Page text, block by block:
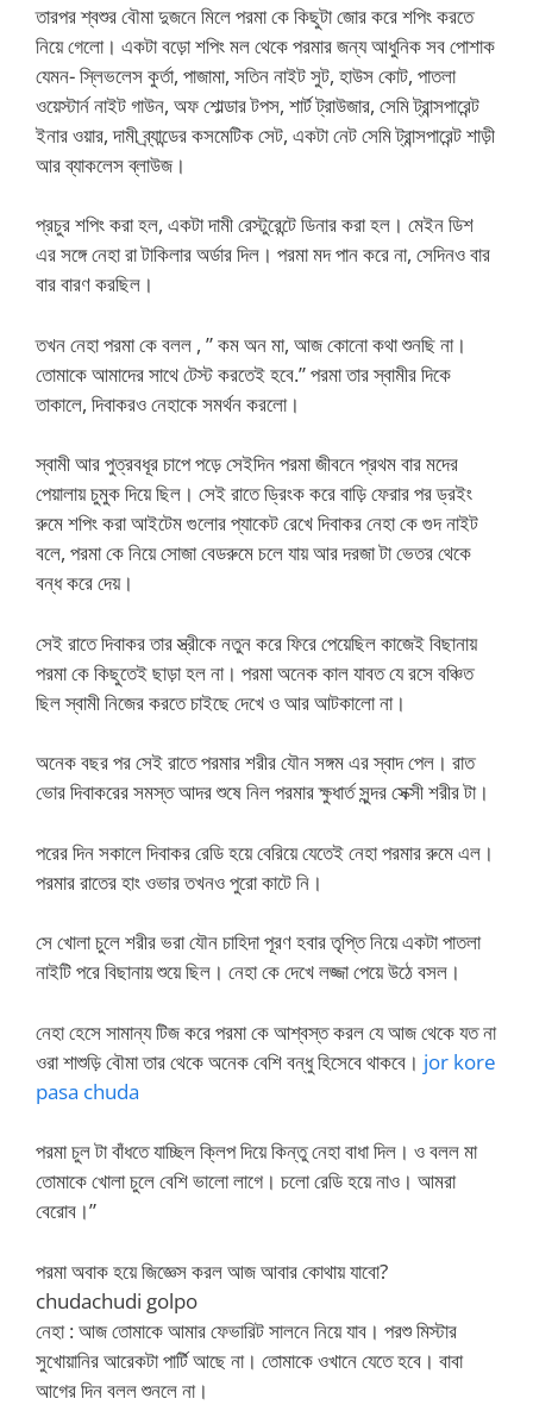
তারপর শ্বশুর বৌমা দুজনে মিলে পরমা কে কিছুটা জোর করে শপিং করতে
নিয়ে গেলো। একটা বড়ো শপিং মল থেকে পরমার জন্য আধুনিক সব পোশাক
যেমন- স্লিভলেস কুর্তা, পাজামা, সতিন নাইট সুট, হাউস কোট, পাতলা
ওয়েস্টার্ন নাইট গাউন, অফ শোল্ডার টপস, শার্ট ট্রাউজার, সেমি ট্রান্সপারেন্ট
ইনার ওয়ার, দামী ব্র্যান্ডের কসমেটিক সেট, একটা নেট সেমি ট্রান্সপারেন্ট শাড়ী
আর ব্যাকলেস ব্লাউজ।
প্রচুর শপিং করা হল, একটা দামী রেস্টুরেন্টে ডিনার করা হল। মেইন ডিশ
এর সঙ্গে নেহা রা টাকিলার অর্ডার দিল। পরমা মদ পান করে না, সেদিনও বার
বার বারণ করছিল।
তখন নেহা পরমা কে বলল , ” কম অন মা, আজ কোনো কথা শুনছি না।
তোমাকে আমাদের সাথে টেস্ট করতেই হবে.” পরমা তার স্বামীর দিকে
তাকালে, দিবাকরও নেহাকে সমর্থন করলো।
স্বামী আর পুত্রবধূর চাপে পড়ে সেইদিন পরমা জীবনে প্রথম বার মদের
পেয়ালায় চুমুক দিয়ে ছিল। সেই রাতে ড্রিংক করে বাড়ি ফেরার পর ড্রইং
রুমে শপিং করা আইটেম গুলোর প্যাকেট রেখে দিবাকর নেহা কে গুদ নাইট
বলে, পরমা কে নিয়ে সোজা বেডরুমে চলে যায় আর দরজা টা ভেতর থেকে
বন্ধ করে দেয়।
সেই রাতে দিবাকর তার স্ত্রীকে নতুন করে ফিরে পেয়েছিল কাজেই বিছানায়
পরমা কে কিছুতেই ছাড়া হল না। পরমা অনেক কাল যাবত যে রসে বঞ্চিত
ছিল স্বামী নিজের করতে চাইছে দেখে ও আর আটকালো না।
অনেক বছর পর সেই রাতে পরমার শরীর যৌন সঙ্গম এর স্বাদ পেল। রাত
ভোর দিবাকরের সমস্ত আদর শুষে নিল পরমার ক্ষুধার্ত সুন্দর সেক্সী শরীর টা।
পরের দিন সকালে দিবাকর রেডি হয়ে বেরিয়ে যেতেই নেহা পরমার রুমে এল।
পরমার রাতের হাং ওভার তখনও পুরো কাটে নি।
সে খোলা চুলে শরীর ভরা যৌন চাহিদা পূরণ হবার তৃপ্তি নিয়ে একটা পাতলা
নাইটি পরে বিছানায় শুয়ে ছিল। নেহা কে দেখে লজ্জা পেয়ে উঠে বসল।
নেহা হেসে সামান্য টিজ করে পরমা কে আশ্বস্ত করল যে আজ থেকে যত না
ওরা শাশুড়ি বৌমা তার থেকে অনেক বেশি বন্ধু হিসেবে থাকবে। jor kore
pasa chuda
পরমা চুল টা বাঁধতে যাচ্ছিল ক্লিপ দিয়ে কিন্তু নেহা বাধা দিল। ও বলল মা
তোমাকে খোলা চুলে বেশি ভালো লাগে। চলো রেডি হয়ে নাও। আমরা
বেরোব।”
পরমা অবাক হয়ে জিজ্ঞেস করল আজ আবার কোথায় যাবো?
chudachudi golpo
নেহা : আজ তোমাকে আমার ফেভারিট সালনে নিয়ে যাব। পরশু মিস্টার
সুখোয়ানির আরেকটা পার্টি আছে না। তোমাকে ওখানে যেতে হবে। বাবা
আগের দিন বলল শুনলে না।